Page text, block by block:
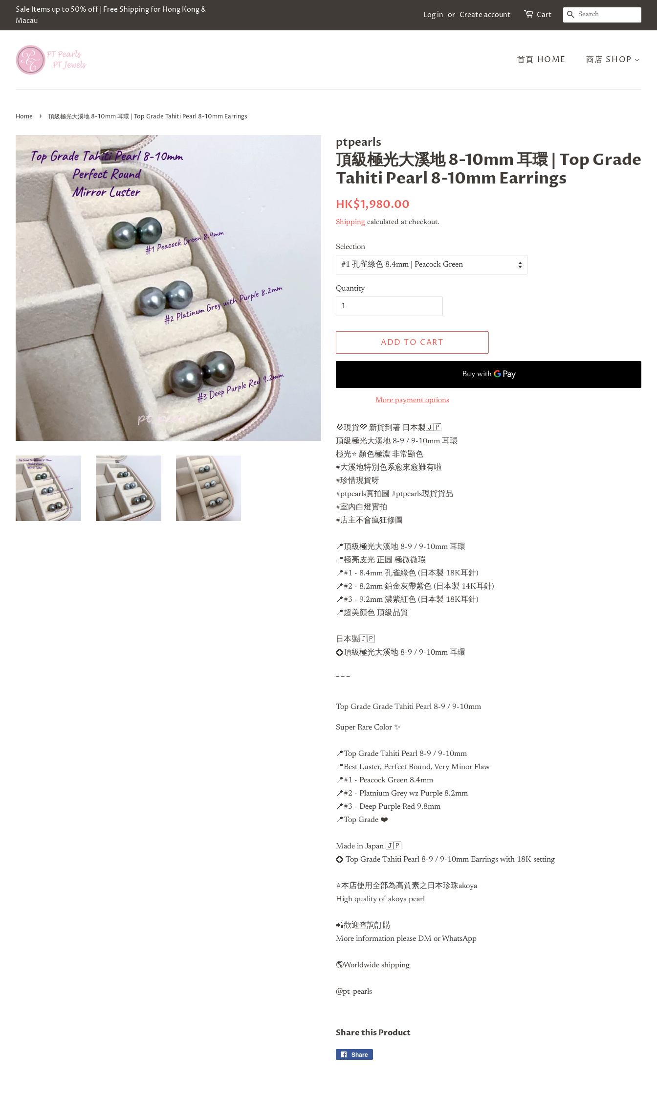
Sale Items up to 50% off | Free Shipping for Hong Kong &
Macau
Log in or Create account Cart SEARCH
首頁 HOME 商店 SHOP
Home › 頂級極光大溪地 8-10mm 耳環 | Top Grade Tahiti Pearl 8-10mm Earrings
ptpearls
頂級極光大溪地 8-10mm 耳環 | Top Grade
Tahiti Pearl 8-10mm Earrings
Regular
HK$1,980.00
Shipping calculated at checkout.
Selection
Quantity
ADD TO CART
More payment options
💜現貨💜 新貨到著 日本製🇯🇵
頂級極光大溪地 8-9 / 9-10mm 耳環
極光⭐️ 顏色極濃 非常顯色
#大溪地特別色系愈來愈難有啦
#珍惜現貨呀
#ptpearls實拍圖 #ptpearls現貨貨品
#室內白燈實拍
#店主不會瘋狂修圖
📍頂級極光大溪地 8-9 / 9-10mm 耳環
📍極亮皮光 正圓 極微微瑕
📍#1 - 8.4mm 孔雀綠色 (日本製 18K耳針)
📍#2 - 8.2mm 鉑金灰帶紫色 (日本製 14K耳針)
📍#3 - 9.2mm 濃紫紅色 (日本製 18K耳針)
📍超美顏色 頂級品質
日本製🇯🇵
💍頂級極光大溪地 8-9 / 9-10mm 耳環
Top Grade Grade Tahiti Pearl 8-9 / 9-10mm
Super Rare Color ✨
📍Top Grade Tahiti Pearl 8-9 / 9-10mm
📍Best Luster, Perfect Round, Very Minor Flaw
📍#1 - Peacock Green 8.4mm
📍#2 - Platnium Grey wz Purple 8.2mm
📍#3 - Deep Purple Red 9.8mm
📍Top Grade ❤️
Made in Japan 🇯🇵
💍 Top Grade Tahiti Pearl 8-9 / 9-10mm Earrings with 18K setting
⭐️本店使用全部為高質素之日本珍珠akoya
High quality of akoya pearl
📲歡迎查詢訂購
More information please DM or WhatsApp
🌎Worldwide shipping
@pt_pearls
Share this Product
Share